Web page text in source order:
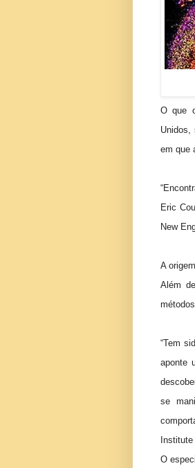
O que
Unidos,
em que
Eric
New
A
Além
“Tem
aponte
se
O